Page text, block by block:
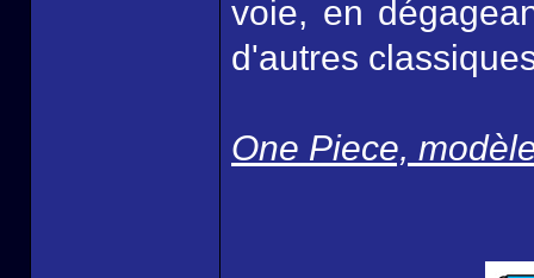
voie, en
d'autres
One Piece,